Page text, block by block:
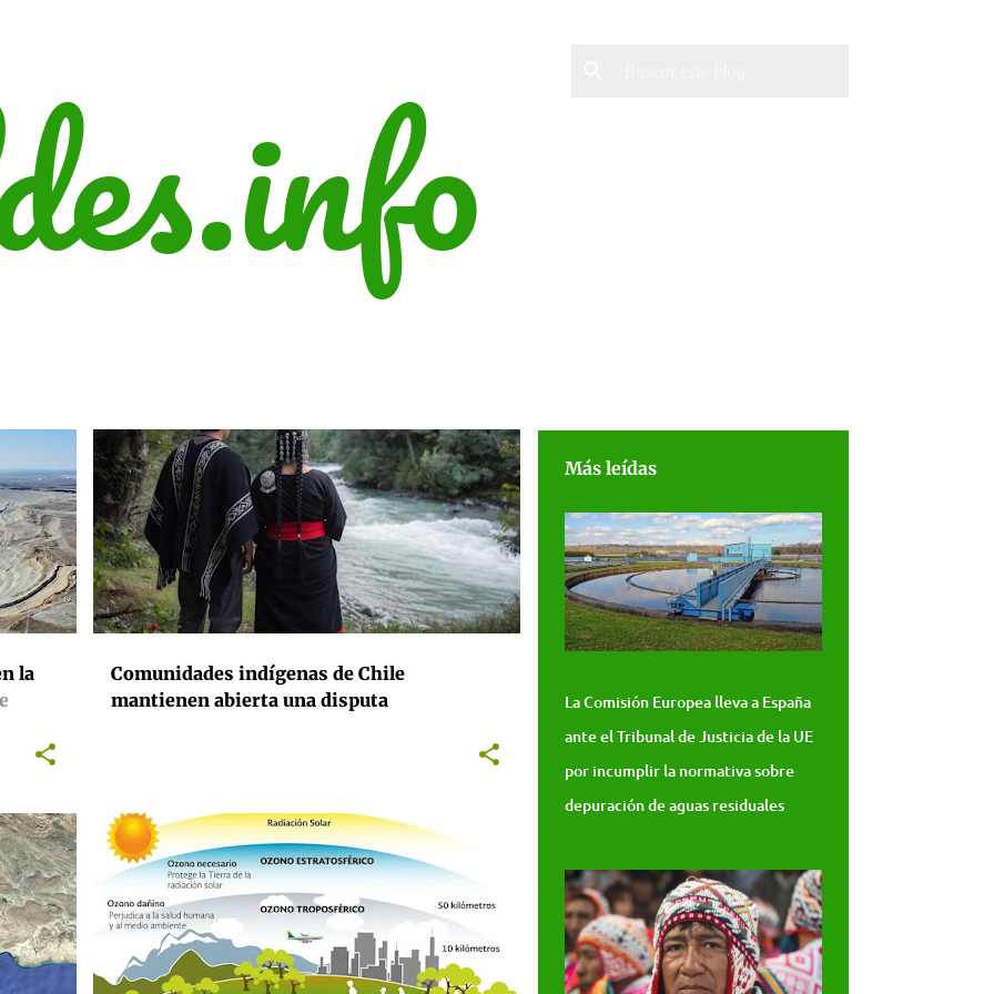
la
de
+1
Comunidades indígenas de Chile
mantienen abierta una disputa
DERECHOS HUMANOS ENERGÍA
INTERNACIONAL
+
MEDIOAMBIENTE
ACTIVISMO CONTAMINACIÓN MEDIOAMBIENTE
SALUD PÚBLICA
Más leídas
La Comisión Europea lleva a España
ante el Tribunal de Justicia de la UE
por incumplir la normativa sobre
depuración de aguas residuales